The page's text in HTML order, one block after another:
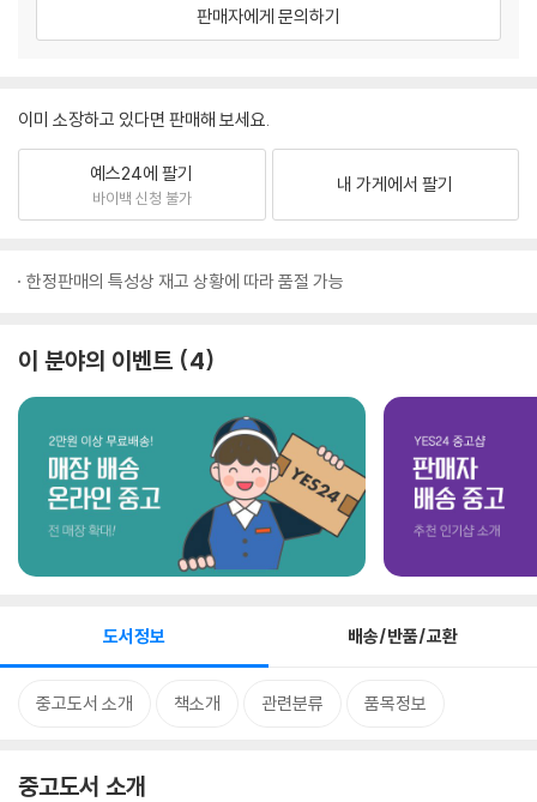
판매자에게 문의하기
이미 소장하고 있다면 판매해 보세요.
예스24에 팔기
바이백 신청 불가
내 가게에서 팔기
한정판매의 특성상 재고 상황에 따라 품절 가능
이 분야의 이벤트 4
도서정보 배송/반품/교환
중고도서 소개 책소개 관련분류 품목정보
중고도서 소개